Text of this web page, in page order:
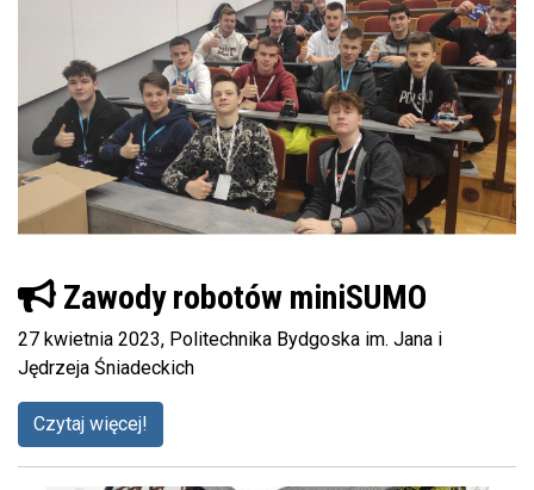
Zawody robotów miniSUMO
27 kwietnia 2023, Politechnika Bydgoska im. Jana i
Jędrzeja Śniadeckich
Czytaj więcej!